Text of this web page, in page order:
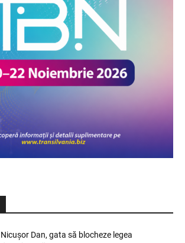
Nicușor Dan, gata să blocheze legea